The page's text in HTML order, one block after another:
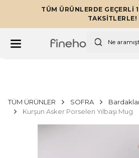
TÜM ÜRÜNLERDE GEÇERLİ
TAKSİTLERLE!
TÜM ÜRÜNLER SOFRA
Kurşun Asker Porselen Yılbaşı Mug